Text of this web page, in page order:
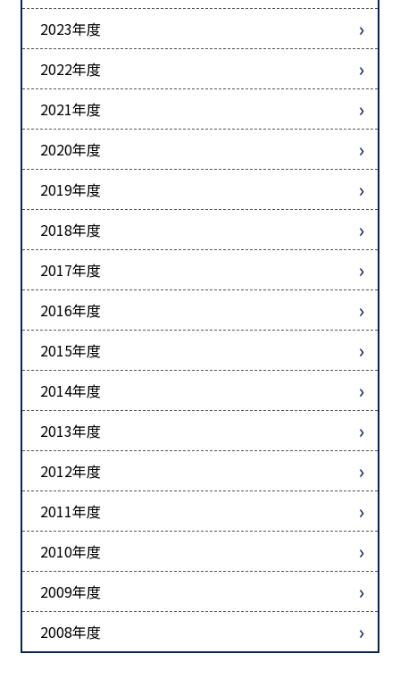
2023年度
2022年度
2021年度
2020年度
2019年度
2018年度
2017年度
2016年度
2015年度
2014年度
2013年度
2012年度
2011年度
2010年度
2009年度
2008年度